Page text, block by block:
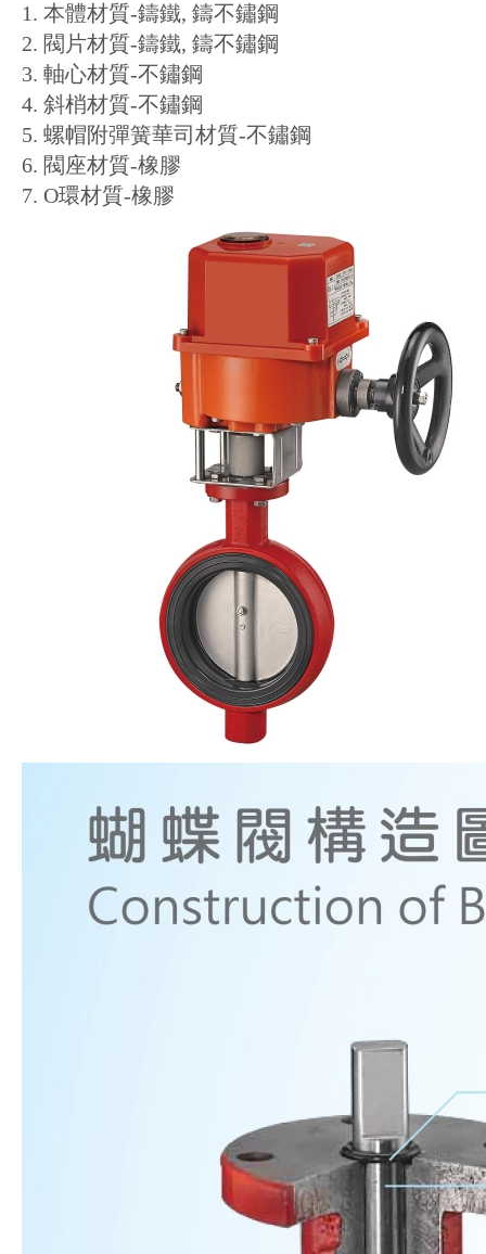
1. 本體材質-鑄鐵, 鑄不鏽鋼
2. 閥片材質-鑄鐵, 鑄不鏽鋼
3. 軸心材質-不鏽鋼
4. 斜梢材質-不鏽鋼
5. 螺帽附彈簧華司材質-不鏽鋼
6. 閥座材質-橡膠
7. O環材質-橡膠